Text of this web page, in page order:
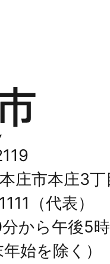
庄市本庄3丁
（代表）
から午後5
始を除く）